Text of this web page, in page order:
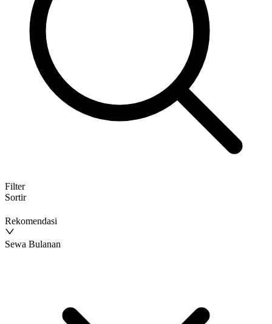
Filter
Sortir
Rekomendasi
Sewa Bulanan